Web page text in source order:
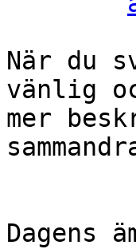
När du
vänlig
mer
Dagens